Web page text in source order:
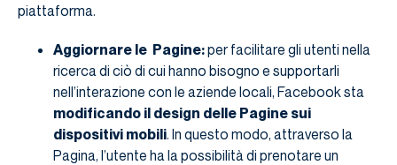
piattaforma.
Aggiornare le Pagine:per facilitare gli utenti nella
ricerca di ciò di cui hanno bisogno e supportarli
nell’interazione con le aziende locali, Facebook sta
modificando il design delle Pagine sui
dispositivi mobili. In questo modo, attraverso la
Pagina, l’utente ha la possibilità di prenotare un